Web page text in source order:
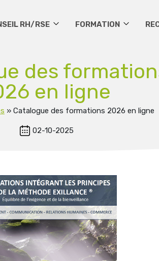
RH/RSE FORMATION
des
en ligne
» Catalogue des formations 2026 en ligne
02-10-2025